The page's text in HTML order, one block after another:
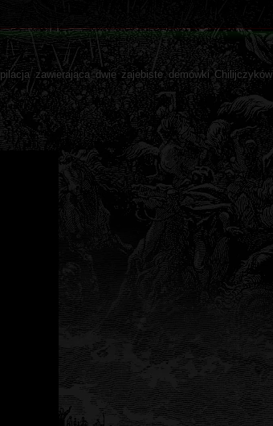
zawierająca dwie zajebiste demówki Chilijczyków